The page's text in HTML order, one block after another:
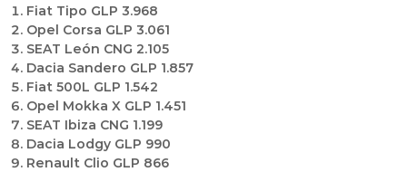
Fiat Tipo GLP 3.968
Opel Corsa GLP 3.061
SEAT León CNG 2.105
Dacia Sandero GLP 1.857
Fiat 500L GLP 1.542
Opel Mokka X GLP 1.451
SEAT Ibiza CNG 1.199
Dacia Lodgy GLP 990
Renault Clio GLP 866